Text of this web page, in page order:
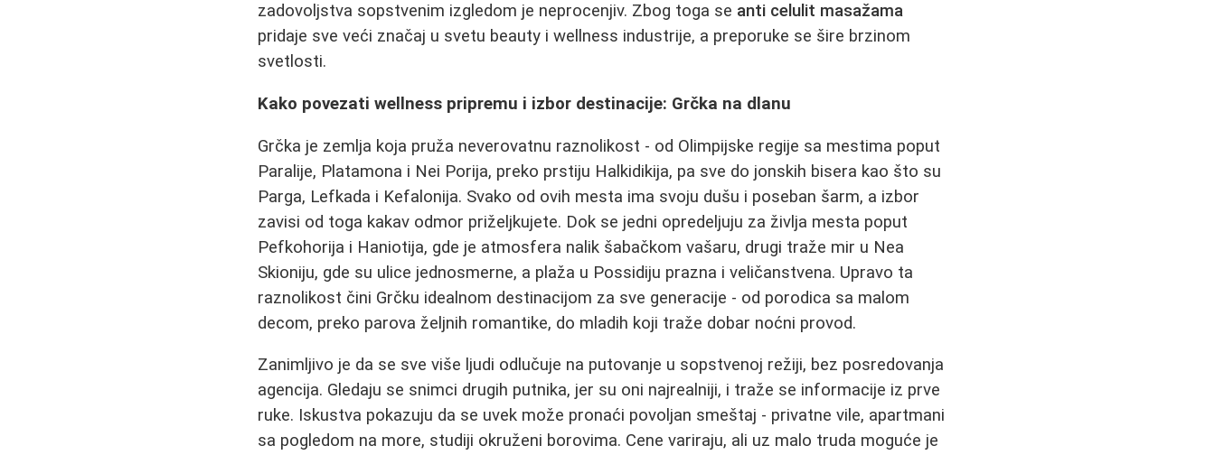
zadovoljstva sopstvenim izgledom je neprocenjiv. Zbog toga se anti celulit masažama
pridaje sve veći značaj u svetu beauty i wellness industrije, a preporuke se šire brzinom
svetlosti.
Kako povezati wellness pripremu i izbor destinacije: Grčka na dlanu
Grčka je zemlja koja pruža neverovatnu raznolikost - od Olimpijske regije sa mestima poput
Paralije, Platamona i Nei Porija, preko prstiju Halkidikija, pa sve do jonskih bisera kao što su
Parga, Lefkada i Kefalonija. Svako od ovih mesta ima svoju dušu i poseban šarm, a izbor
zavisi od toga kakav odmor priželjkujete. Dok se jedni opredeljuju za življa mesta poput
Pefkohorija i Haniotija, gde je atmosfera nalik šabačkom vašaru, drugi traže mir u Nea
Skioniju, gde su ulice jednosmerne, a plaža u Possidiju prazna i veličanstvena. Upravo ta
raznolikost čini Grčku idealnom destinacijom za sve generacije - od porodica sa malom
decom, preko parova željnih romantike, do mladih koji traže dobar noćni provod.
Zanimljivo je da se sve više ljudi odlučuje na putovanje u sopstvenoj režiji, bez posredovanja
agencija. Gledaju se snimci drugih putnika, jer su oni najrealniji, i traže se informacije iz prve
ruke. Iskustva pokazuju da se uvek može pronaći povoljan smeštaj - privatne vile, apartmani
sa pogledom na more, studiji okruženi borovima. Cene variraju, ali uz malo truda moguće je